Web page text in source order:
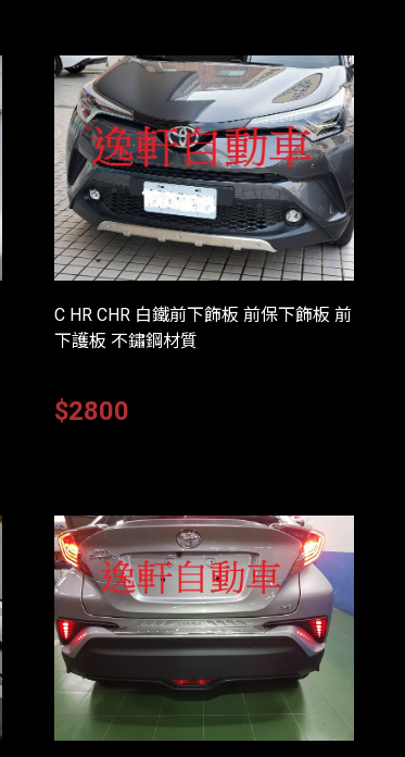
C HR CHR 白鐵前下飾板 前保下飾板 前
下護板 不鏽鋼材質
$2800